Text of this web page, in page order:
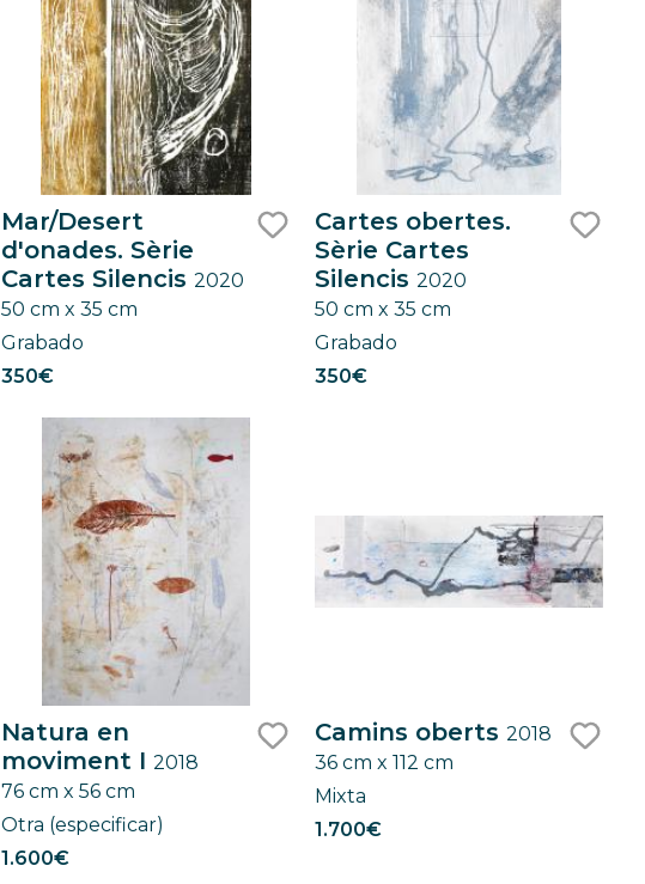
Mar/Desert
d'onades. Sèrie
Cartes Silencis2020
50 cm x 35 cm
Grabado
350€
Cartes obertes.
Sèrie Cartes
Silencis 2020
50 cm x 35 cm
Grabado
350€
Natura en
moviment I2018
76 cm x 56 cm
Otra (especificar)
1.600€
Camins oberts 2018
36 cm x 112 cm
Mixta
1.700€